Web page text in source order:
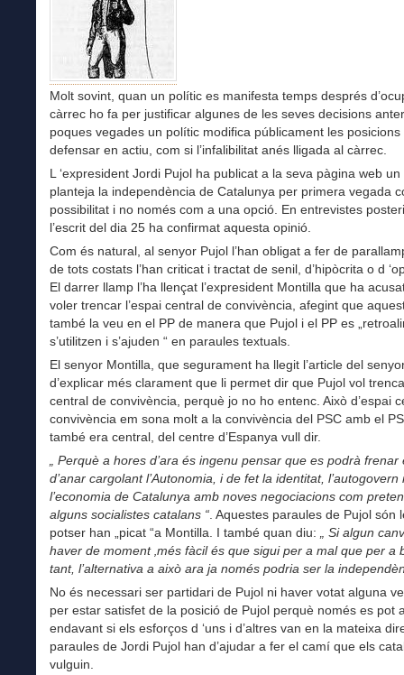
Molt sovint, quan un polític es manifesta temps després
càrrec ho fa per justificar algunes de les seves decisions
poques vegades un polític modifica públicament les posicions
defensar en actiu, com si l’infalibilitat anés lligada al càrrec.
L ‘expresident Jordi Pujol ha publicat a la seva pàgina web
planteja la independència de Catalunya per primera vegada
possibilitat i no només com a una opció. En entrevistes
l’escrit del dia 25 ha confirmat aquesta opinió.
Com és natural, al senyor Pujol l’han obligat a fer de
de tots costats l’han criticat i tractat de senil, d’hipòcrita o d
El darrer llamp l’ha llençat l’expresident Montilla que ha
voler trencar l’espai central de convivència, afegint que
també la veu en el PP de manera que Pujol i el PP es
s’utilitzen i s’ajuden “ en paraules textuals.
El senyor Montilla, que segurament ha llegit l’article del
d’explicar més clarament que li permet dir que Pujol vol
central de convivència, perquè jo no ho entenc. Això d’espai
convivència em sona molt a la convivència del PSC amb el
també era central, del centre d’Espanya vull dir.
„ Perquè a hores d’ara és ingenu pensar que es podrà frenar
d’anar cargolant l’Autonomia, i de fet la identitat, l’autogovern i
l’economia de Catalunya amb noves negociacions com
alguns socialistes catalans “. Aquestes paraules de Pujol són
potser han „picat “a Montilla. I també quan diu: „ Si algun
haver de moment ‚més fàcil és que sigui per a mal que per a
tant, l’alternativa a això ara ja només podria ser la
No és necessari ser partidari de Pujol ni haver votat alguna
per estar satisfet de la posició de Pujol perquè només es pot
endavant si els esforços d ‘uns i d’altres van en la mateixa
paraules de Jordi Pujol han d’ajudar a fer el camí que els
vulguin.